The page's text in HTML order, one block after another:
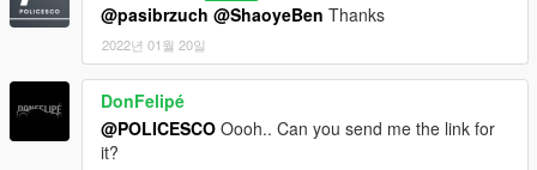
@pasibrzuch @ShaoyeBen Thanks
2022년 01월 20일
DonFelipé
@POLICESCO Oooh.. Can you send me the link for
it?